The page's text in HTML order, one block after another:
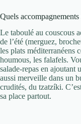
Quels
Le taboulé au couscous
de l’été (merguez,
les plats méditerranéens
houmous, les falafels.
salade-repas en
aussi merveille dans un
crudités, du tzatzíki.
sa place partout.